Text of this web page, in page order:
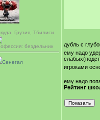
Грузия, Тбилиси
бездельник
Сенегал
дубль с
ему надо
игроками
ему надо
Рейтинг